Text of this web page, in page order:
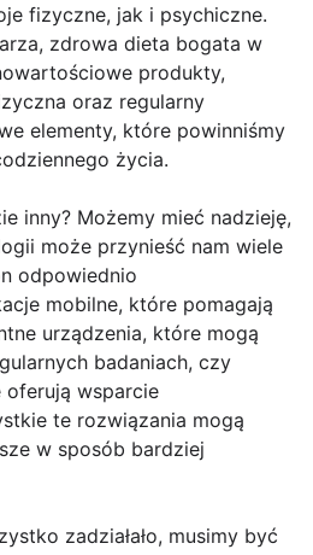
fizyczne, jak i psychiczne.
zdrowa dieta bogata w
produkty,
oraz regularny
elementy, które powinniśmy
życia.
inny? Możemy mieć nadzieję,
może przynieść nam wiele
odpowiednio
mobilne, które pomagają
urządzenia, które mogą
badaniach, czy
wsparcie
te rozwiązania mogą
w sposób bardziej
zadziałało, musimy być